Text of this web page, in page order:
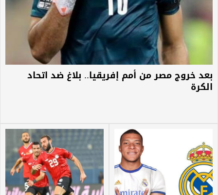
بعد خروج مصر من أمم إفريقيا.. بلاغ ضد اتحاد
الكرة